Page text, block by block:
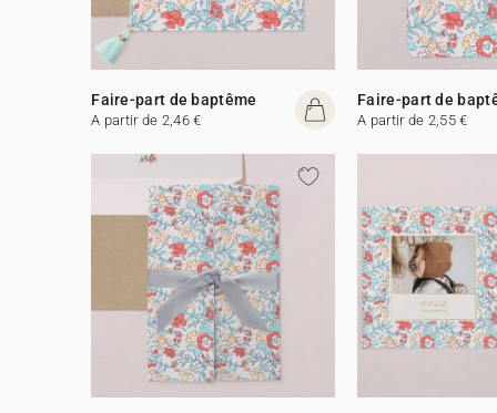
Faire-part de baptême
A partir de 2,46 €
Faire-part de
A partir de 2,55 €